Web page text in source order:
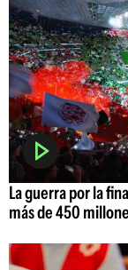
La guerra por la
más de 450